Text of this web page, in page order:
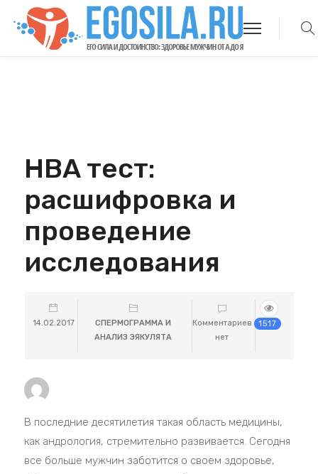
HBA тест:
расшифровка и
проведение
исследования
14.02.2017
СПЕРМОГРАММА И
АНАЛИЗ ЭЯКУЛЯТА
Комментариев
нет
1517
В последние десятилетия такая область медицины,
как андрология, стремительно развивается. Сегодня
все больше мужчин заботится о своем здоровье,